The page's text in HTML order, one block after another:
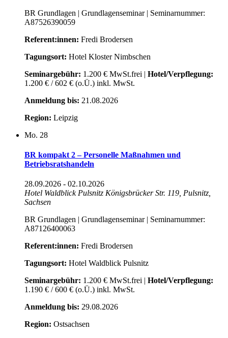
BR Grundlagen | Grundlagenseminar | Seminarnummer:
A87526390059
Referent:innen: Fredi Brodersen
Tagungsort: Hotel Kloster Nimbschen
Seminargebühr: 1.200 € MwSt.frei | Hotel/Verpflegung:
1.200 € / 602 € (o.Ü.) inkl. MwSt.
Anmeldung bis: 21.08.2026
Region: Leipzig
Mo. 28
BR kompakt 2 – Personelle Maßnahmen und
Betriebsratshandeln
28.09.2026 - 02.10.2026
Hotel Waldblick Pulsnitz Königsbrücker Str. 119, Pulsnitz,
Sachsen
BR Grundlagen | Grundlagenseminar | Seminarnummer:
A87126400063
Referent:innen: Fredi Brodersen
Tagungsort: Hotel Waldblick Pulsnitz
Seminargebühr: 1.200 € MwSt.frei | Hotel/Verpflegung:
1.190 € / 600 € (o.Ü.) inkl. MwSt.
Anmeldung bis: 29.08.2026
Region: Ostsachsen